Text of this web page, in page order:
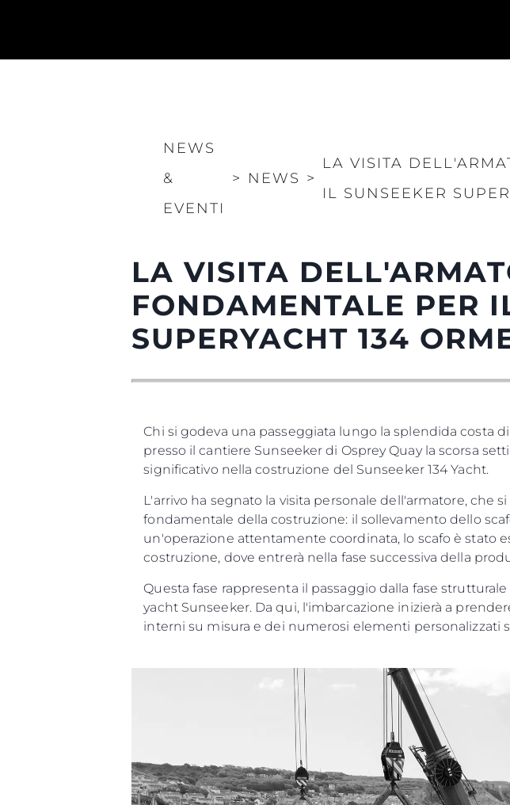
NEWS
&
EVENTI
> NEWS >
LA VISITA
IL SUNSEEKER
LA VISITA
FONDAMENTALE PER
SUPERYACHT 134
Chi si godeva una passeggiata lungo la splendida costa
presso il cantiere Sunseeker di Osprey Quay la scorsa
significativo nella costruzione del Sunseeker 134 Yacht.
L'arrivo ha segnato la visita personale dell'armatore, che
fondamentale della costruzione: il sollevamento dello
un'operazione attentamente coordinata, lo scafo è stato
costruzione, dove entrerà nella fase successiva della
Questa fase rappresenta il passaggio dalla fase
yacht Sunseeker. Da qui, l'imbarcazione inizierà a
interni su misura e dei numerosi elementi personalizzati